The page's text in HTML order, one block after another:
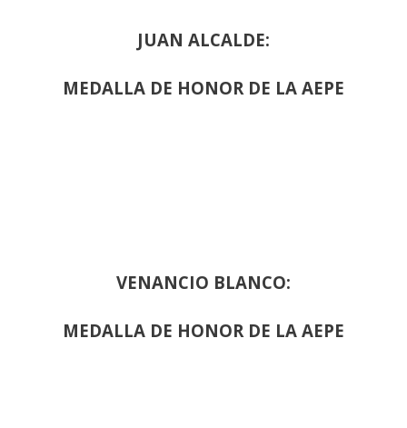
JUAN ALCALDE:
MEDALLA DE HONOR DE LA AEPE
VENANCIO BLANCO:
MEDALLA DE HONOR DE LA AEPE